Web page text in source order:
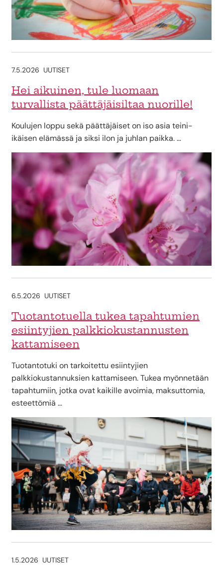
7.5.2026 UUTISET
Hei aikuinen, tule luomaan
turvallista päättäjäisiltaa nuorille!
Koulujen loppu sekä päättäjäiset on iso asia teini-
ikäisen elämässä ja siksi ilon ja juhlan paikka. …
6.5.2026 UUTISET
Tuotantotuella tukea tapahtumien
esiintyjien palkkiokustannusten
kattamiseen
Tuotantotuki on tarkoitettu esiintyjien
palkkiokustannuksien kattamiseen. Tukea myönnetään
tapahtumiin, jotka ovat kaikille avoimia, maksuttomia,
esteettömiä …
1.5.2026 UUTISET